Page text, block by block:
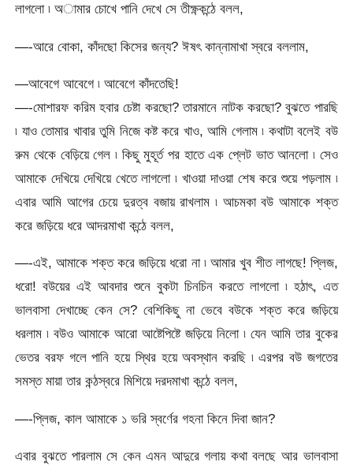
লাগলো ৷ অামার চোখে পানি দেখে সে তীক্ষ্ণকন্ঠে বলল,
—-আরে বোকা, কাঁদছো কিসের জন্য? ঈষৎ কান্নামাখা স্বরে বললাম,
—আবেগে আবেগে ৷ আবেগে কাঁদতেছি!
—-মোশারফ করিম হবার চেষ্টা করছো? তারমানে নাটক করছো? বুঝতে পারছি
৷ যাও তোমার খাবার তুমি নিজে কষ্ট করে খাও, আমি গেলাম ৷ কথাটা বলেই বউ
রুম থেকে বেড়িয়ে গেল ৷ কিছু মুহূর্ত পর হাতে এক প্লেট ভাত আনলো ৷ সেও
আমাকে দেখিয়ে দেখিয়ে খেতে লাগলো ৷ খাওয়া দাওয়া শেষ করে শুয়ে পড়লাম ৷
এবার আমি আগের চেয়ে দুরত্ব বজায় রাখলাম ৷ আচমকা বউ আমাকে শক্ত
করে জড়িয়ে ধরে আদরমাখা কন্ঠে বলল,
—-এই, আমাকে শক্ত করে জড়িয়ে ধরো না ৷ আমার খুব শীত লাগছে! প্লিজ,
ধরো! বউয়ের এই আবদার শুনে বুকটা চিনচিন করতে লাগলো ৷ হঠাৎ, এত
ভালবাসা দেখাচ্ছে কেন সে? বেশিকিছু না ভেবে বউকে শক্ত করে জড়িয়ে
ধরলাম ৷ বউও আমাকে আরো আষ্টেপিষ্টে জড়িয়ে নিলো ৷ যেন আমি তার বুকের
ভেতর বরফ গলে পানি হয়ে স্থির হয়ে অবস্থান করছি ৷ এরপর বউ জগতের
সমস্ত মায়া তার কন্ঠস্বরে মিশিয়ে দরদমাখা কন্ঠে বলল,
—-প্লিজ, কাল আমাকে ১ ভরি স্বর্ণের গহনা কিনে দিবা জান?
এবার বুঝতে পারলাম সে কেন এমন আদুরে গলায় কথা বলছে আর ভালবাসা